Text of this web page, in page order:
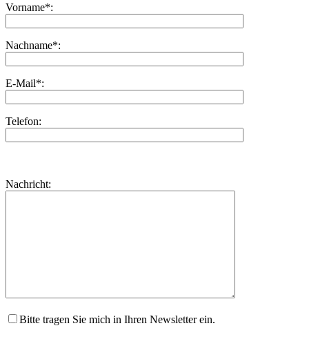
Vorname*:
Nachname*:
E-Mail*:
Telefon:
dieses
lasse
Nachricht:
Bitte tragen Sie mich in Ihren Newsletter ein.